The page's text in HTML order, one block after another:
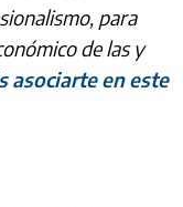
para
de las y
asociarte en este